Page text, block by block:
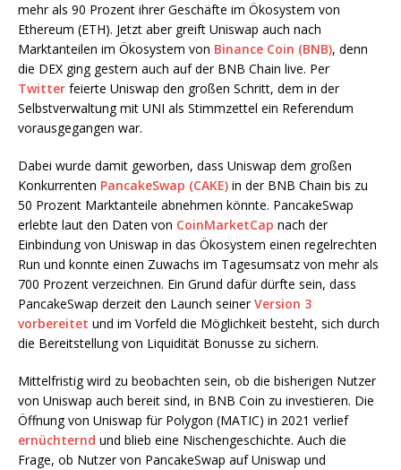
mehr als 90 Prozent ihrer Geschäfte im Ökosystem von
Ethereum (ETH). Jetzt aber greift Uniswap auch nach
Marktanteilen im Ökosystem von Binance Coin (BNB), denn
die DEX ging gestern auch auf der BNB Chain live. Per
Twitter feierte Uniswap den großen Schritt, dem in der
Selbstverwaltung mit UNI als Stimmzettel ein Referendum
vorausgegangen war.
Dabei wurde damit geworben, dass Uniswap dem großen
Konkurrenten PancakeSwap (CAKE) in der BNB Chain bis zu
50 Prozent Marktanteile abnehmen könnte. PancakeSwap
erlebte laut den Daten von CoinMarketCap nach der
Einbindung von Uniswap in das Ökosystem einen regelrechten
Run und konnte einen Zuwachs im Tagesumsatz von mehr als
700 Prozent verzeichnen. Ein Grund dafür dürfte sein, dass
PancakeSwap derzeit den Launch seinerVersion 3
vorbereitet und im Vorfeld die Möglichkeit besteht, sich durch
die Bereitstellung von Liquidität Bonusse zu sichern.
Mittelfristig wird zu beobachten sein, ob die bisherigen Nutzer
von Uniswap auch bereit sind, in BNB Coin zu investieren. Die
Öffnung von Uniswap für Polygon (MATIC) in 2021 verlief
ernüchternd und blieb eine Nischengeschichte. Auch die
Frage, ob Nutzer von PancakeSwap auf Uniswap und